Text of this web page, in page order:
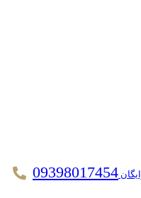
09398017454